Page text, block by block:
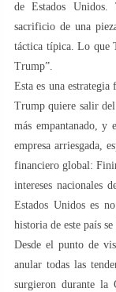
de Estados
sacrificio de una
táctica típica. Lo que
Trump”.
Esta es una
Trump quiere salir
más empantanado, y
empresa arriesgada,
financiero global:
intereses nacionales
Estados Unidos es
historia de este país
Desde el punto de
anular todas las
surgieron durante la